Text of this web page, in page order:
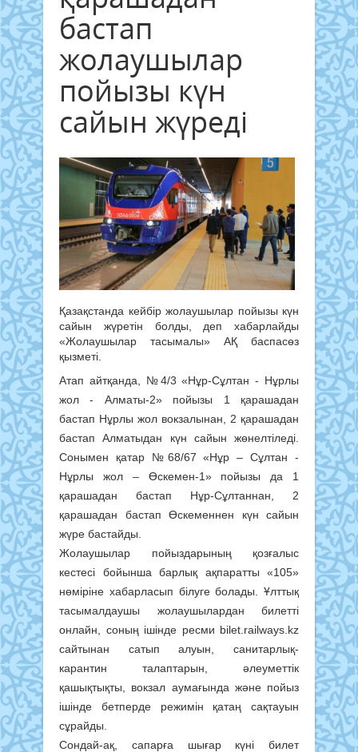
бастап
жолаушылар
пойызы күн
сайын жүреді
Қазақстанда кейбір жолаушылар пойызы күн
сайын жүретін болды, деп хабарлайды
«Жолаушылар тасымалы» АҚ баспасөз
қызметі.
Атап айтқанда, №4/3 «Нұр-Сұлтан - Нұрлы
жол - Алматы-2» пойызы 1 қарашадан
бастап Нұрлы жол вокзалынан, 2 қарашадан
бастап Алматыдан күн сайын жөнелтіледі.
Сонымен қатар №68/67 «Нұр – Сұлтан -
Нұрлы жол – Өскемен-1» пойызы да 1
қарашадан бастап Нұр-Сұлтаннан, 2
қарашадан бастап Өскеменнен күн сайын
жүре бастайды.
Жолаушылар пойыздарының қозғалыс
кестесі бойынша барлық ақпаратты «105»
нөміріне хабарласып білуге болады. Ұлттық
тасымалдаушы жолаушылардан билетті
онлайн, соның ішінде ресми bilet.railways.kz
сайтынан сатып алуын, санитарлық-
карантин талаптарын, әлеуметтік
қашықтықты, вокзал аумағында және пойыз
ішінде бетперде режимін қатаң сақтауын
сұрайды.
Сондай-ақ, сапарға шығар күні билет